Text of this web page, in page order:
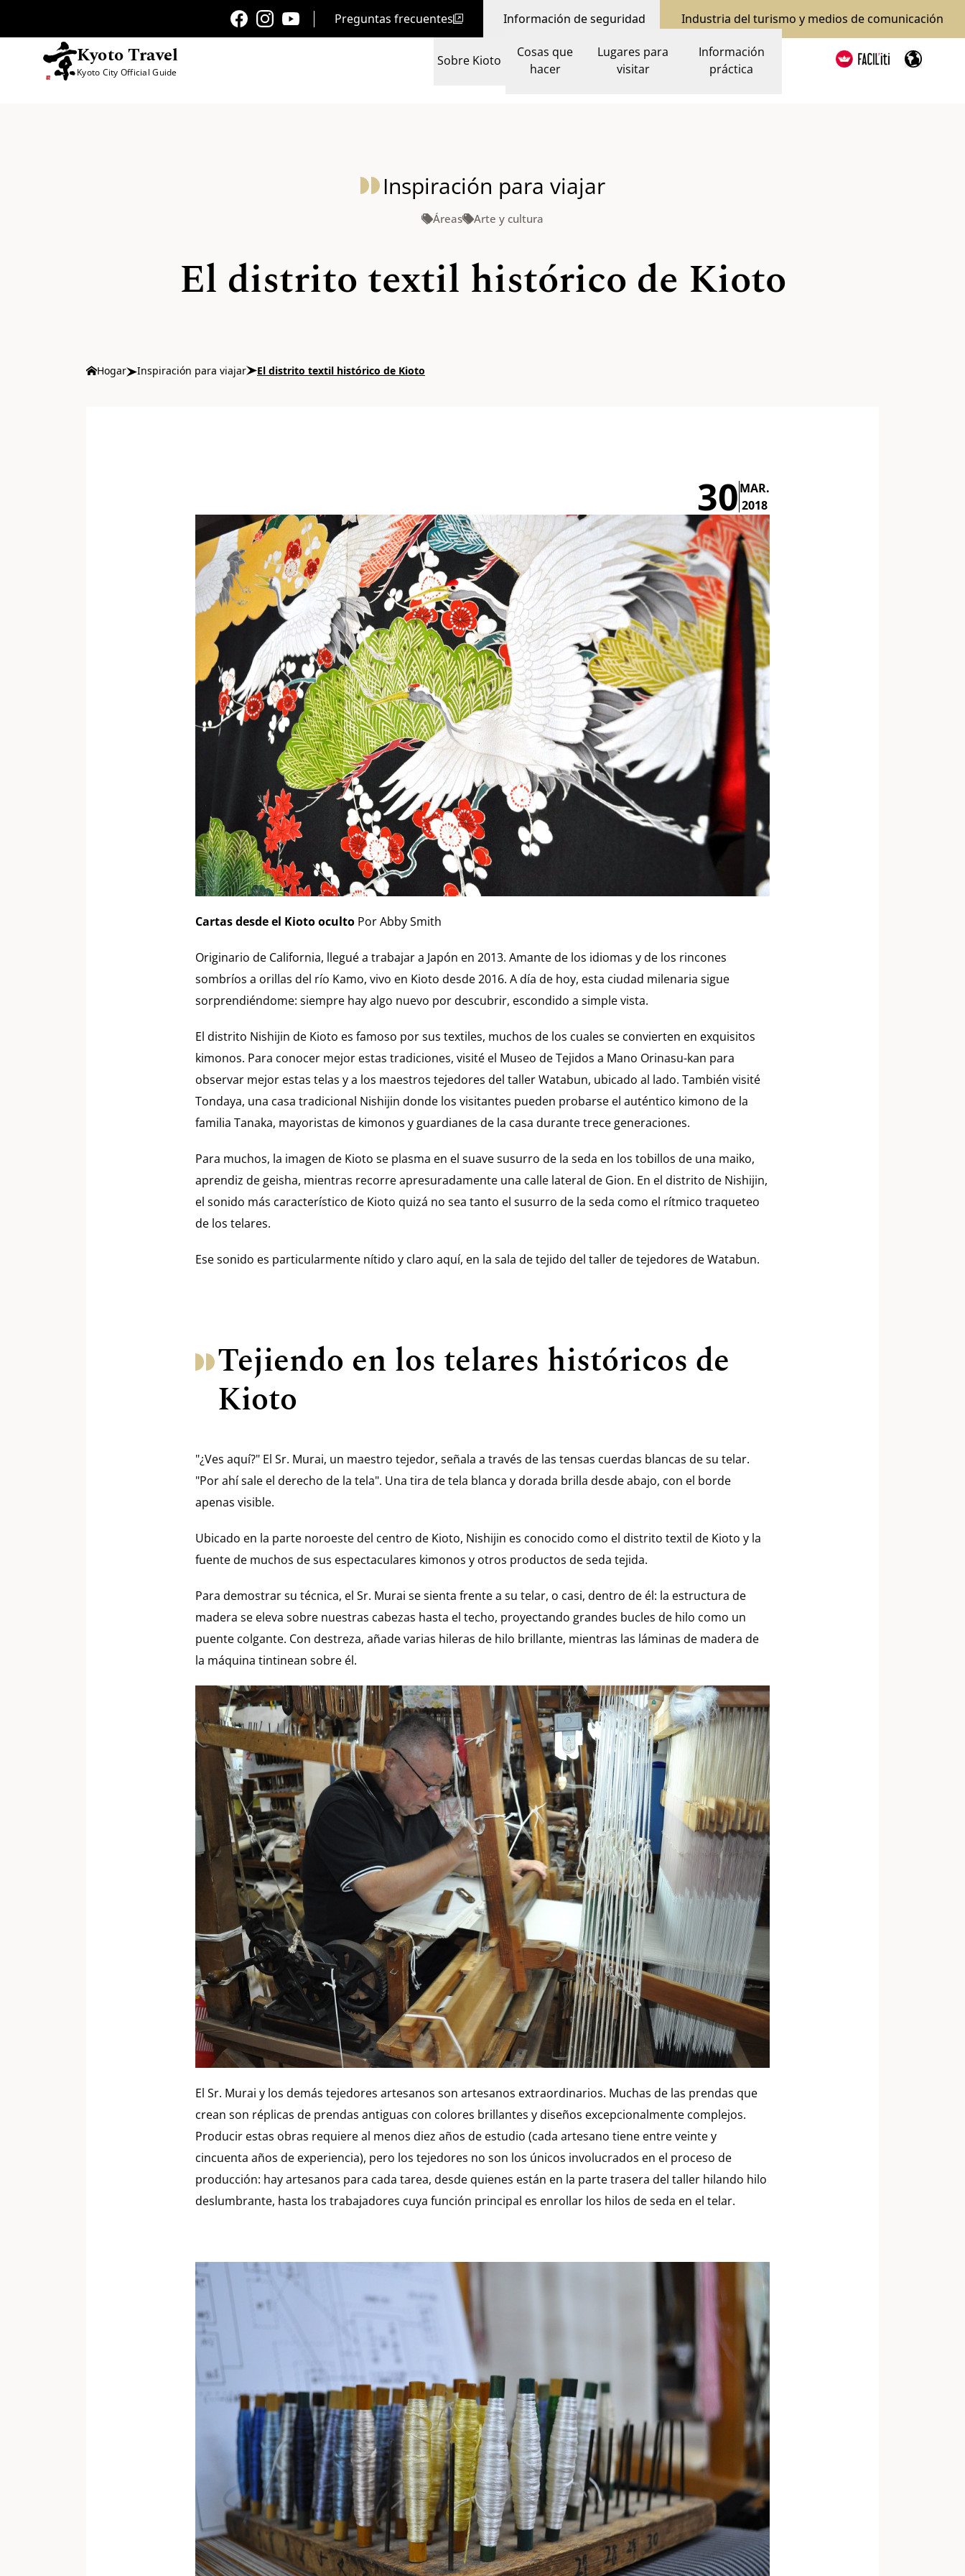
Preguntas frecuentes Información de seguridad Industria del turismo y medios de comunicación
Kyoto Travel
Kyoto City Official Guide
Sobre Kioto
Cosas que
hacer
Lugares para
visitar
Información
práctica
Inspiración para viajar
Áreas Arte y cultura
El distrito textil histórico de Kioto
Hogar Inspiración para viajar El distrito textil histórico de Kioto
30MAR.
2018
Cartas desde el Kioto oculto Por Abby Smith
Originario de California, llegué a trabajar a Japón en 2013. Amante de los idiomas y de los rincones
sombríos a orillas del río Kamo, vivo en Kioto desde 2016. A día de hoy, esta ciudad milenaria sigue
sorprendiéndome: siempre hay algo nuevo por descubrir, escondido a simple vista.
El distrito Nishijin de Kioto es famoso por sus textiles, muchos de los cuales se convierten en exquisitos
kimonos. Para conocer mejor estas tradiciones, visité el Museo de Tejidos a Mano Orinasu-kan para
observar mejor estas telas y a los maestros tejedores del taller Watabun, ubicado al lado. También visité
Tondaya, una casa tradicional Nishijin donde los visitantes pueden probarse el auténtico kimono de la
familia Tanaka, mayoristas de kimonos y guardianes de la casa durante trece generaciones.
Para muchos, la imagen de Kioto se plasma en el suave susurro de la seda en los tobillos de una maiko,
aprendiz de geisha, mientras recorre apresuradamente una calle lateral de Gion. En el distrito de Nishijin,
el sonido más característico de Kioto quizá no sea tanto el susurro de la seda como el rítmico traqueteo
de los telares.
Ese sonido es particularmente nítido y claro aquí, en la sala de tejido del taller de tejedores de Watabun.
Tejiendo en los telares históricos de
Kioto
"¿Ves aquí?" El Sr. Murai, un maestro tejedor, señala a través de las tensas cuerdas blancas de su telar.
"Por ahí sale el derecho de la tela". Una tira de tela blanca y dorada brilla desde abajo, con el borde
apenas visible.
Ubicado en la parte noroeste del centro de Kioto, Nishijin es conocido como el distrito textil de Kioto y la
fuente de muchos de sus espectaculares kimonos y otros productos de seda tejida.
Para demostrar su técnica, el Sr. Murai se sienta frente a su telar, o casi, dentro de él: la estructura de
madera se eleva sobre nuestras cabezas hasta el techo, proyectando grandes bucles de hilo como un
puente colgante. Con destreza, añade varias hileras de hilo brillante, mientras las láminas de madera de
la máquina tintinean sobre él.
El Sr. Murai y los demás tejedores artesanos son artesanos extraordinarios. Muchas de las prendas que
crean son réplicas de prendas antiguas con colores brillantes y diseños excepcionalmente complejos.
Producir estas obras requiere al menos diez años de estudio (cada artesano tiene entre veinte y
cincuenta años de experiencia), pero los tejedores no son los únicos involucrados en el proceso de
producción: hay artesanos para cada tarea, desde quienes están en la parte trasera del taller hilando hilo
deslumbrante, hasta los trabajadores cuya función principal es enrollar los hilos de seda en el telar.